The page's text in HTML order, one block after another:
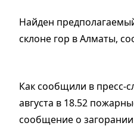
Найден
склоне гор в Алматы,
Как сообщили в пресс-
августа в 18.52
сообщение о